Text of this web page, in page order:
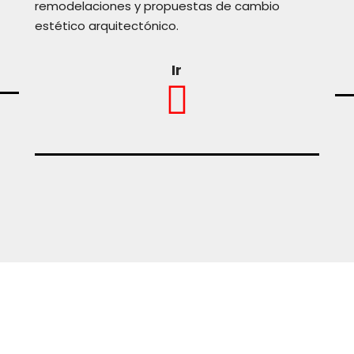
remodelaciones y propuestas de cambio
estético arquitectónico.
Ir